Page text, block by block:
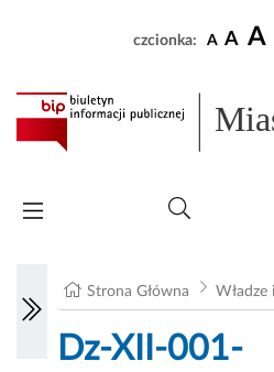
czcionka: A A A
Strona Główna Władze
Dz-XII-001-